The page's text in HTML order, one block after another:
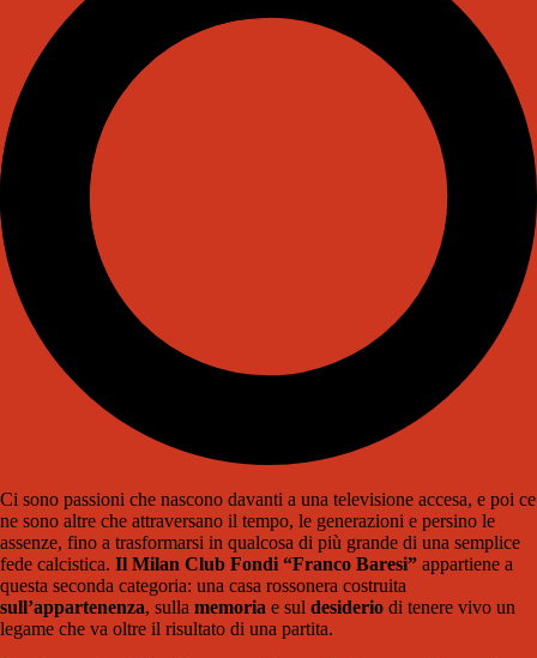
Ci sono passioni che nascono davanti a una televisione accesa, e poi ce
ne sono altre che attraversano il tempo, le generazioni e persino le
assenze, fino a trasformarsi in qualcosa di più grande di una semplice
fede calcistica. Il Milan Club Fondi “Franco Baresi” appartiene a
questa seconda categoria: una casa rossonera costruita
sull’appartenenza, sulla memoria e sul desiderio di tenere vivo un
legame che va oltre il risultato di una partita.